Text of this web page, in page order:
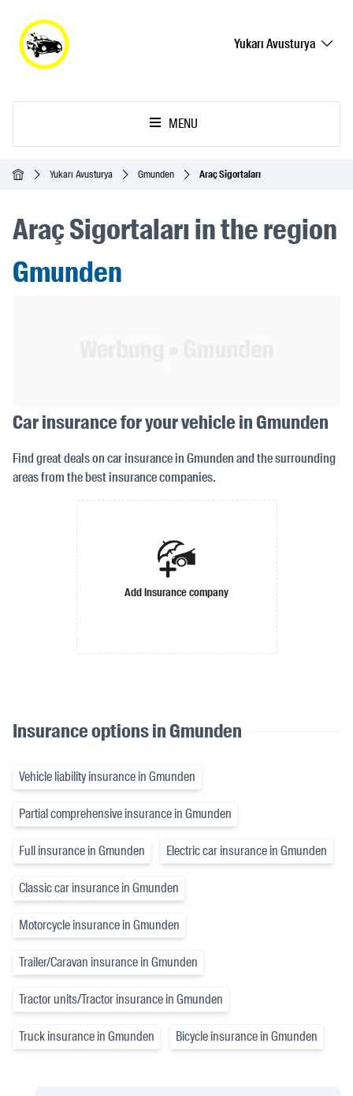
Yukarı Avusturya
MENU
Ana SayfaYukarı Avusturya Gmunden Araç Sigortaları
Araç Sigortaları in the region
Gmunden
Car insurance for your vehicle in Gmunden
Find great deals on car insurance in Gmunden and the surrounding
areas from the best insurance companies.
Add insurance company
Insurance options in Gmunden
Vehicle liability insurance in Gmunden
Partial comprehensive insurance in Gmunden
Full insurance in Gmunden Electric car insurance in Gmunden
Classic car insurance in Gmunden
Motorcycle insurance in Gmunden
Trailer/Caravan insurance in Gmunden
Tractor units/Tractor insurance in Gmunden
Truck insurance in Gmunden Bicycle insurance in Gmunden